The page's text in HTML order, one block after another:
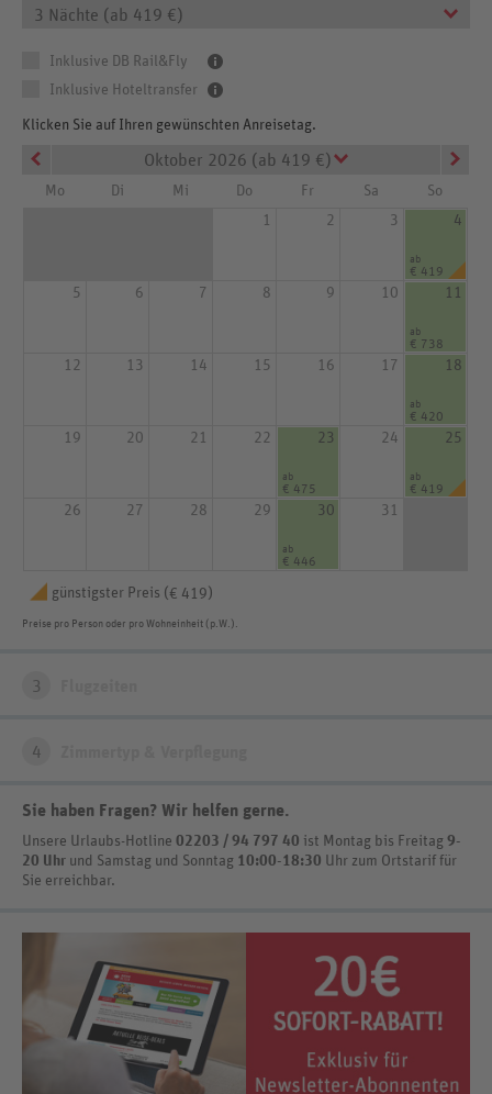
3 Nächte (ab 419 €)
Inklusive DB Rail&Fly
Inklusive Hoteltransfer
Klicken Sie auf Ihren gewünschten Anreisetag.
Oktober 2026 (ab 419 €)
Mo Di Mi Do Fr Sa
So
1
2 3 4
ab
€ 419
5 6 7 8 9 10 11
ab
€ 738
12 13 14 15 16 17 18
ab
€ 420
19 20 21 22 23
ab
€ 475
24 25
ab
€ 419
26 27 28 29 30
ab
€ 446
31
günstigster Preis (€ 419)
Preise pro Person oder pro Wohneinheit (p.W.).
3
4
Sie haben Fragen? Wir helfen gerne.
Unsere Urlaubs-Hotline 02203 / 94 797 40 ist Montag bis Freitag 9-
20 Uhr und Samstag und Sonntag 10:00-18:30 Uhr zum Ortstarif für
Sie erreichbar.